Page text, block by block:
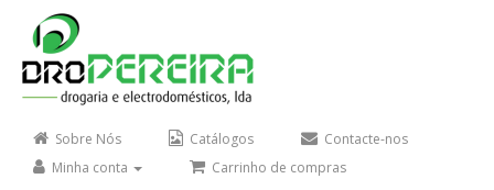
Sobre Nós Catálogos
Contacte-nos
Minha conta
Carrinho de compras